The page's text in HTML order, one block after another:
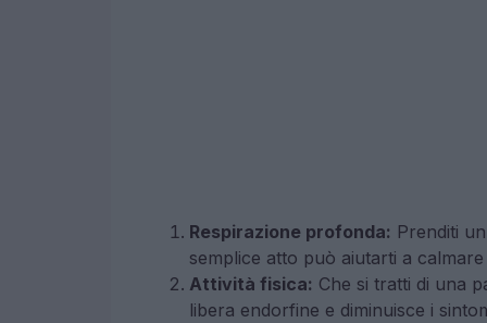
Respirazione profonda: Prenditi
semplice atto può aiutarti a
Attività fisica: Che si tratti di una
libera endorfine e diminuisce i